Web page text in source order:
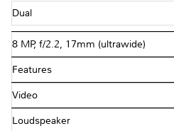
Dual
8 MP, f/2.2, 17mm (ultrawide)
Features
Video
Loudspeaker